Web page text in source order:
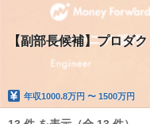
【副部長候補】プロダ
年収1000.8万円 〜 1500万円